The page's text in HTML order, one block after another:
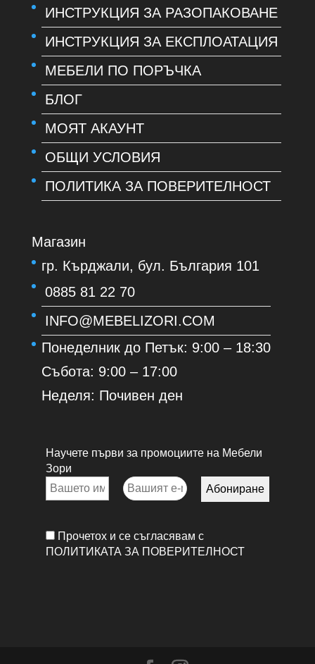
ИНСТРУКЦИЯ ЗА РАЗОПАКОВАНЕ
ИНСТРУКЦИЯ ЗА ЕКСПЛОАТАЦИЯ
МЕБЕЛИ ПО ПОРЪЧКА
БЛОГ
МОЯТ АКАУНТ
ОБЩИ УСЛОВИЯ
ПОЛИТИКА ЗА ПОВЕРИТЕЛНОСТ
Магазин
гр. Кърджали, бул. България 101
0885 81 22 70
INFO@MEBELIZORI.COM
Понеделник до Петък: 9:00 – 18:30
Събота: 9:00 – 17:00
Неделя: Почивен ден
Научете първи за промоциите на Мебели
Зори
Прочетох и се съгласявам с
ПОЛИТИКАТА ЗА ПОВЕРИТЕЛНОСТ